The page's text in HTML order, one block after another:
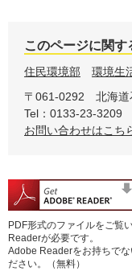
このページに関
住民環境部 環境生
〒061-0292
北海
Tel：0133-23-3209
お問い合わせはこち
PDF形式のファイルをご覧
Readerが必要です。
Adobe Readerをお持ちで
ださい。（無料）